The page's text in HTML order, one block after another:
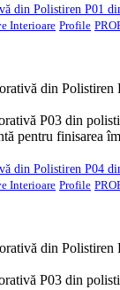
din Polistiren P01
Interioare Profile
din Polistiren P04
Interioare Profile